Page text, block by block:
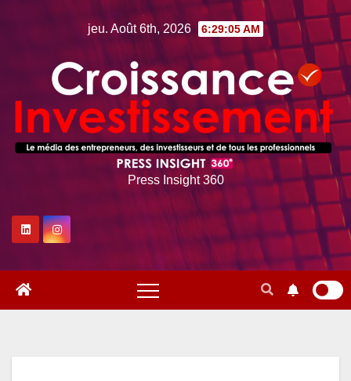
jeu. Août 6th, 2026 6:29:06 AM
Press Insight 360